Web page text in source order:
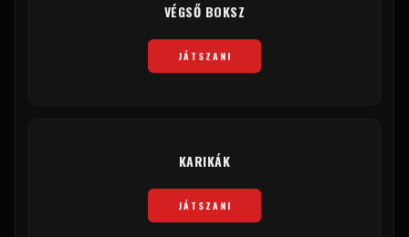
VÉGSŐ BOKSZ
JÁTSZANI
KARIKÁK
JÁTSZANI